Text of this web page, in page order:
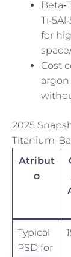
for
Cost
2025
Titanium-
Atribut
o
Typical
PSD for